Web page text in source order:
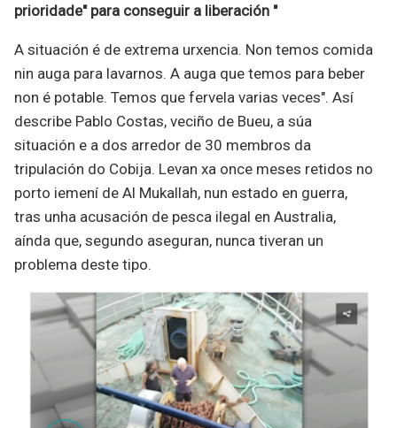
prioridade" para conseguir a liberación "
A situación é de extrema urxencia. Non temos comida
nin auga para lavarnos. A auga que temos para beber
non é potable. Temos que fervela varias veces". Así
describe Pablo Costas, veciño de Bueu, a súa
situación e a dos arredor de 30 membros da
tripulación do Cobija. Levan xa once meses retidos no
porto iemení de Al Mukallah, nun estado en guerra,
tras unha acusación de pesca ilegal en Australia,
aínda que, segundo aseguran, nunca tiveran un
problema deste tipo.